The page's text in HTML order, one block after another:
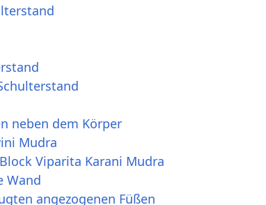
neben dem Körper
Mudra
Viparita Karani Mudra
Wand
angezogenen Füßen